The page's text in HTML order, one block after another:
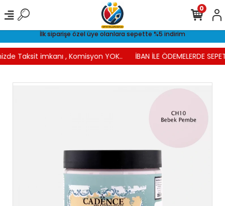
İlk siparişe özel üye olanlara sepette %5 indirim
Taksit imkanı , Komisyon YOK.. İBAN İLE ÖDEMELERDE
0